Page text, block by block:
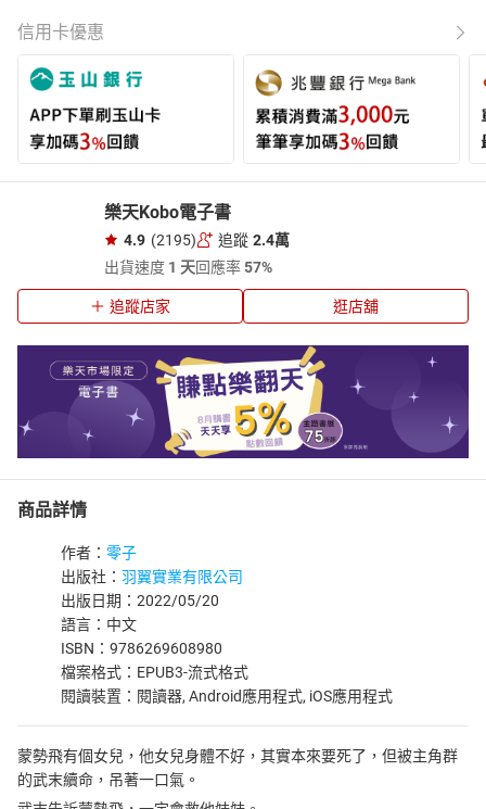
信用卡優惠
樂天Kobo電子書
4.9 (2195) 追蹤 2.4萬
出貨速度 1 天回應率57%
追蹤店家 逛店舖
商品詳情
作者： 零子
出版社： 羽翼實業有限公司
出版日期：2022/05/20
語言：中文
ISBN：9786269608980
檔案格式：EPUB3-流式格式
閱讀裝置：閱讀器, Android應用程式, iOS應用程式
蒙勢飛有個女兒，他女兒身體不好，其實本來要死了，但被主角群
的武末續命，吊著一口氣。